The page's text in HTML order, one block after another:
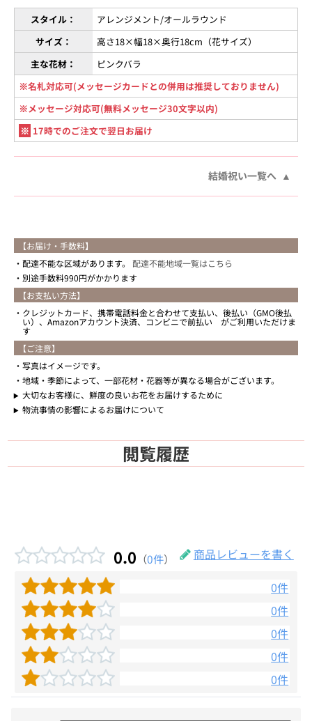
スタイル：
アレンジメント/オールラウンド
サイズ：
高さ18×幅18×奥行18cm（花サイズ）
主な花材：
ピンクバラ
※名札対応可(メッセージカードとの併用は推奨しておりません)
※メッセージ対応可(無料メッセージ30文字以内)
※ 17時でのご注文で翌日お届け
結婚祝い一覧へ
【お届け・手数料】
配達不能な区域があります。 配達不能地域一覧はこちら
別途手数料990円がかかります
【お支払い方法】
クレジットカード、携帯電話料金と合わせて支払い、後払い（GMO後払
い）、Amazonアカウント決済、コンビニで前払い がご利用いただけま
す
【ご注意】
写真はイメージです。
地域・季節によって、一部花材・花器等が異なる場合がございます。
大切なお客様に、鮮度の良いお花をお届けするために
物流事情の影響によるお届けについて
閲覧履歴
0.0 （0件）
商品レビューを書く
0件
0件
0件
0件
0件